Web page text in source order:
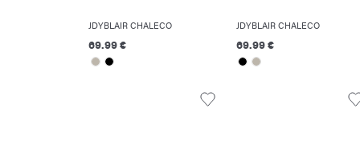
JDYBLAIR CHALECO
69.99 €
JDYBLAIR CHALECO
69.99 €